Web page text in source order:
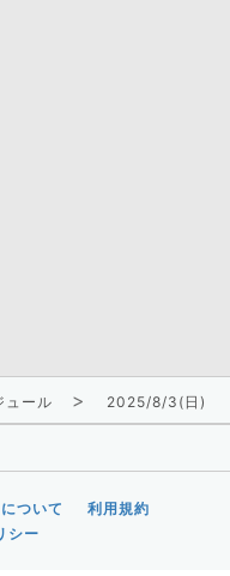
ュール 2025/8/3(日)
ついて
利用規約
シー